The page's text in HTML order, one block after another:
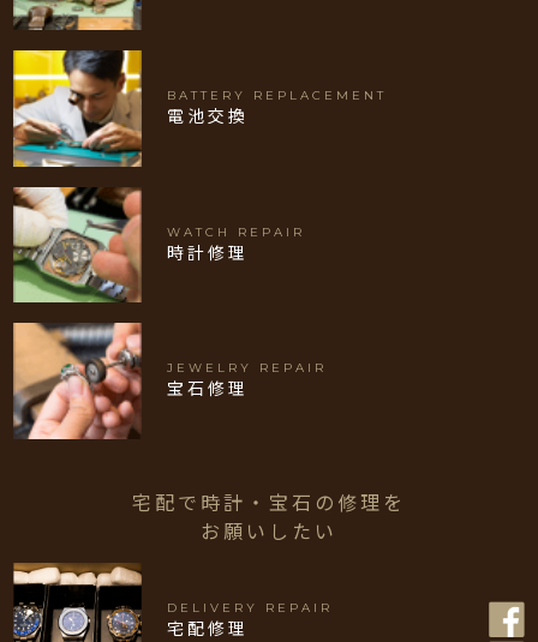
BATTERY REPLACEMENT
電池交換
WATCH REPAIR
時計修理
JEWELRY REPAIR
宝石修理
宅配で時計・宝石の修理を
お願いしたい
DELIVERY REPAIR
宅配修理